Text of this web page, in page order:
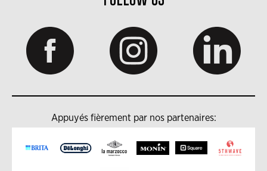
Appuyés fièrement par nos partenaires: